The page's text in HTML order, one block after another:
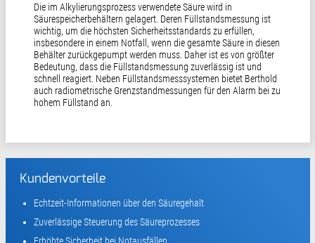
Die im Alkylierungsprozess verwendete Säure wird in
Säurespeicherbehältern gelagert. Deren Füllstandsmessung ist
wichtig, um die höchsten Sicherheitsstandards zu erfüllen,
insbesondere in einem Notfall, wenn die gesamte Säure in diesen
Behälter zurückgepumpt werden muss. Daher ist es von größter
Bedeutung, dass die Füllstandsmessung zuverlässig ist und
schnell reagiert. Neben Füllstandsmesssystemen bietet Berthold
auch radiometrische Grenzstandmessungen für den Alarm bei zu
hohem Füllstand an.
Kundenvorteile
Echtzeit-Informationen über den Säuregehalt
Zuverlässige Steuerung des Säureprozesses